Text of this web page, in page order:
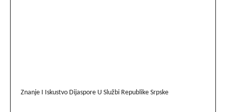
Znanje I Iskustvo Dijaspore U Službi Republike Srpske